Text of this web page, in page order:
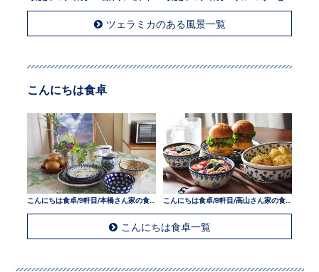
ツェラミカのある風景一覧
こんにちは食卓
こんにちは食卓/9軒目/本橋さん家の食卓
こんにちは食卓一覧